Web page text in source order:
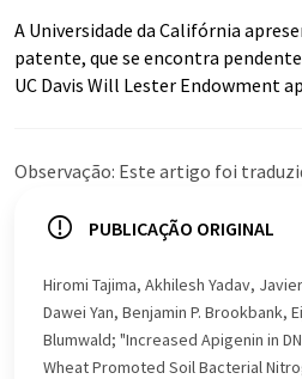
A Universidade da Califórnia
patente, que se encontra
UC Davis Will Lester Endowment
Observação: Este artigo foi
LUMITOS oferece essas traduções
Como este artigo foi traduzido
automática, é possível que
vocabulário, sintaxe ou gramática.
Inglês pode ser encontradoaqui.
PUBLICAÇÃO ORIGINAL
Hiromi Tajima, Akhilesh Yadav,
Dawei Yan, Benjamin P. Brookbank,
Blumwald; "Increased Apigenin in
Wheat Promoted Soil Bacterial